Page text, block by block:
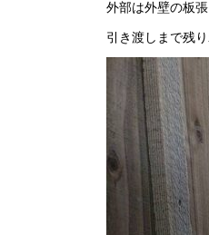
外部は外壁の板
引き渡しまで残